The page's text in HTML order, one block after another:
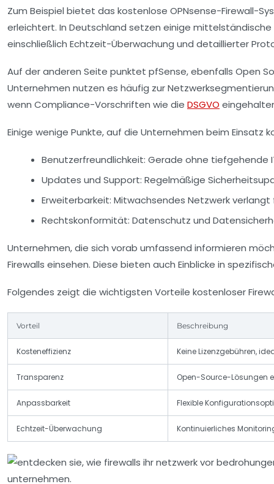
Zum Beispiel bietet das kostenlose OPNsense-Firewall-
erleichtert. In Deutschland setzen einige
einschließlich Echtzeit-Überwachung und detaillierter
Auf der anderen Seite punktet pfSense, ebenfalls Open
Unternehmen nutzen es häufig zur
wenn Compliance-Vorschriften wie die DSGVO
Einige wenige Punkte, auf die Unternehmen beim Einsatz
Benutzerfreundlichkeit: Gerade ohne tiefgehende
Updates und Support: Regelmäßige
Erweiterbarkeit: Mitwachsendes Netzwerk
Rechtskonformität: Datenschutz und
Unternehmen, die sich vorab umfassend informieren
Firewalls einsehen. Diese bieten auch Einblicke in
Folgendes zeigt die wichtigsten Vorteile kostenloser
Vorteil Beschreibung
Kosteneffizienz Keine Lizenzgebühren,
Transparenz Open-Source-Lösungen
Anpassbarkeit Flexible
Echtzeit-Überwachung Kontinuierliches